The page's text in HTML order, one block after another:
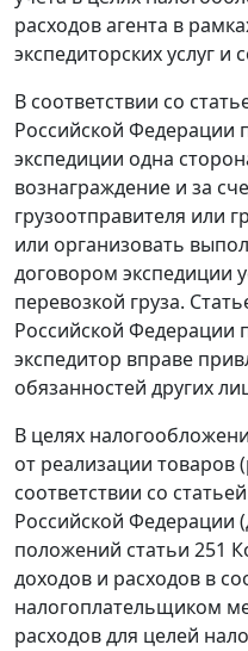
расходов агента в
экспедиторских услуг
В соответствии со
Российской Федерации
экспедиции одна
вознаграждение и за
грузоотправителя или
или организовать
договором экспедиции
перевозкой груза.
Российской Федерации
экспедитор вправе
обязанностей других
В целях
от реализации товаров
соответствии со
Российской Федерации
положений статьи 251
доходов и расходов в
налогоплательщиком
расходов для целей